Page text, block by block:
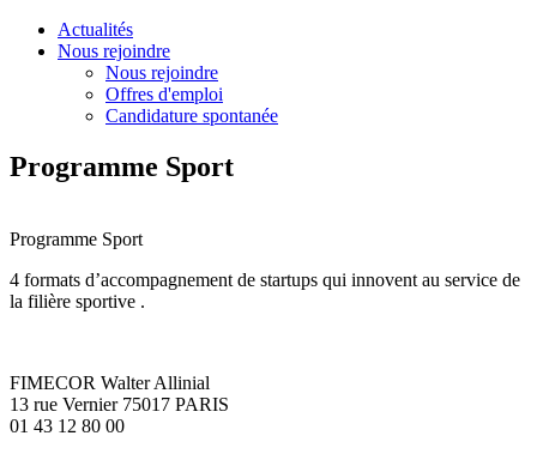
Actualités
Nous rejoindre
Nous rejoindre
Offres d'emploi
Candidature spontanée
Programme Sport
Programme Sport
4 formats d’accompagnement de startups qui innovent au service de
la filière sportive .
FIMECOR Walter Allinial
13 rue Vernier 75017 PARIS
01 43 12 80 00